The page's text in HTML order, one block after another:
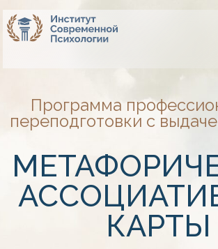
МЕТАФОРИЧЕСКИЕ
КАРТЫ
Забронируйте место на курсе
сегодня и получите грант
на обучение 50 000 рублей.